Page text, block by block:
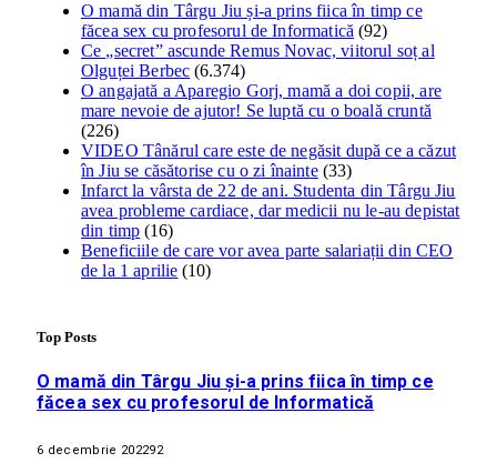
O mamă din Târgu Jiu și-a prins fiica în timp ce
făcea sex cu profesorul de Informatică (92)
Ce „secret” ascunde Remus Novac, viitorul soț al
Olguței Berbec (6.374)
O angajată a Aparegio Gorj, mamă a doi copii, are
mare nevoie de ajutor! Se luptă cu o boală cruntă
(226)
VIDEO Tânărul care este de negăsit după ce a căzut
în Jiu se căsătorise cu o zi înainte (33)
Infarct la vârsta de 22 de ani. Studenta din Târgu Jiu
avea probleme cardiace, dar medicii nu le-au depistat
din timp (16)
Beneficiile de care vor avea parte salariații din CEO
de la 1 aprilie (10)
Top Posts
O mamă din Târgu Jiu și-a prins fiica în timp ce
făcea sex cu profesorul de Informatică
6 decembrie 202292